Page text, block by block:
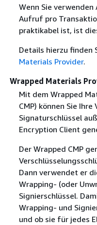
Wenn Sie verwenden
Aufruf pro
praktikabel ist, ist
Details hierzu finden
Materials Provider.
Wrapped Materials
Mit dem Wrapped
CMP) können Sie
Signaturschlüssel
Encryption Client
Der Wrapped CMP
Dann verwendet er
Wrapping- (oder
Signierschlüssel.
Wrapping- und
und ob sie für jedes